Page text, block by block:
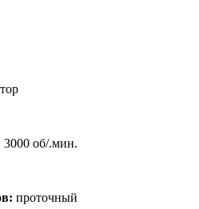
3000 об/.мин.
проточный